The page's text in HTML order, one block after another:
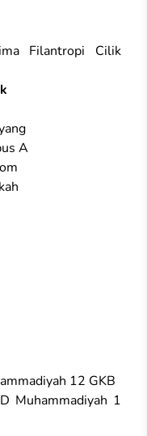
Filantropi Cilik
A
12 GKB
Muhammadiyah 1